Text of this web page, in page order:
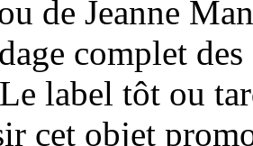
de Jeanne
complet des
label tôt ou
cet objet